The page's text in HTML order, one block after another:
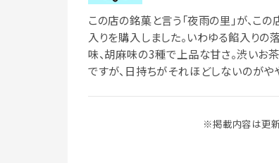
この店の銘菓と言う「夜雨の里」が、こ
入りを購入しました。いわゆる餡入りの
味、胡麻味の3種で上品な甘さ。渋いお
ですが、日持ちがそれほどしないのがや
※掲載内容は更新